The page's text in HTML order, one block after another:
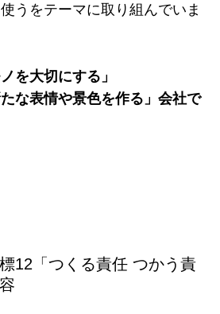
うをテーマに取り組んでいま
を大切にする」
景色を作る」会社で
12「つくる責任 つかう責